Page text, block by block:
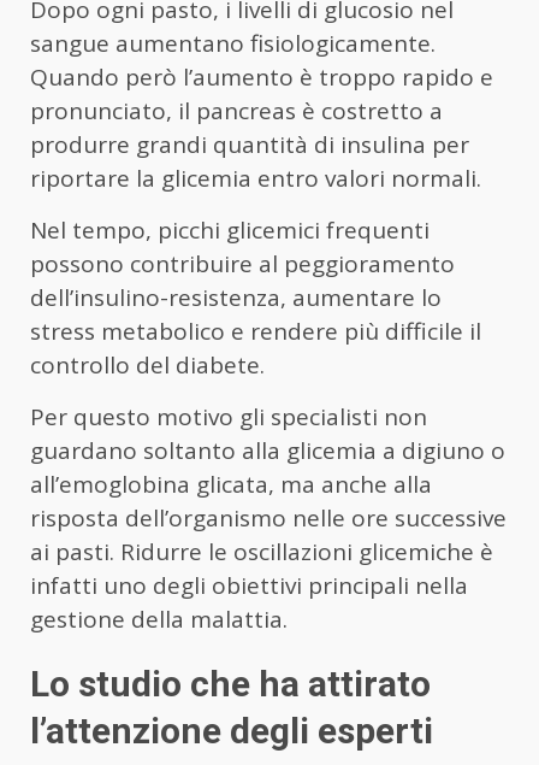
Dopo ogni pasto, i livelli di glucosio nel
sangue aumentano fisiologicamente.
Quando però l’aumento è troppo rapido e
pronunciato, il pancreas è costretto a
produrre grandi quantità di insulina per
riportare la glicemia entro valori normali.
Nel tempo, picchi glicemici frequenti
possono contribuire al peggioramento
dell’insulino-resistenza, aumentare lo
stress metabolico e rendere più difficile il
controllo del diabete.
Per questo motivo gli specialisti non
guardano soltanto alla glicemia a digiuno o
all’emoglobina glicata, ma anche alla
risposta dell’organismo nelle ore successive
ai pasti. Ridurre le oscillazioni glicemiche è
infatti uno degli obiettivi principali nella
gestione della malattia.
Lo studio che ha attirato
l’attenzione degli esperti